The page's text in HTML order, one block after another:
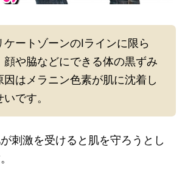
ケートゾーンのIラインに限ら
顔や脇などにできる体の黒ずみ
因はメラニン色素が肌に沈着し
いです。
刺激を受けると肌を守ろうとし